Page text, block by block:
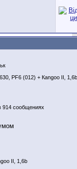
PF6 (012) + Каngoo II, 1,6b
914 сообщениях
II, 1,6b